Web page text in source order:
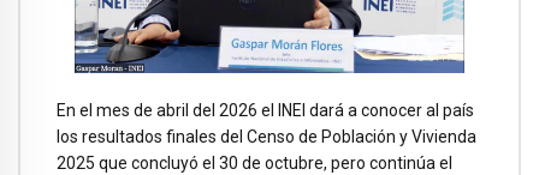
En el mes de abril del 2026 el INEI dará a conocer al país
los resultados finales del Censo de Población y Vivienda
2025 que concluyó el 30 de octubre, pero continúa el